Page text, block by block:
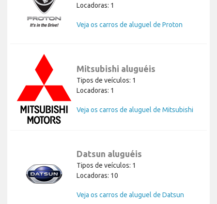
Locadoras: 1
Veja os carros de aluguel de Proton
Mitsubishi aluguéis
Tipos de veículos: 1
Locadoras: 1
Veja os carros de aluguel de Mitsubishi
Datsun aluguéis
Tipos de veículos: 1
Locadoras: 10
Veja os carros de aluguel de Datsun